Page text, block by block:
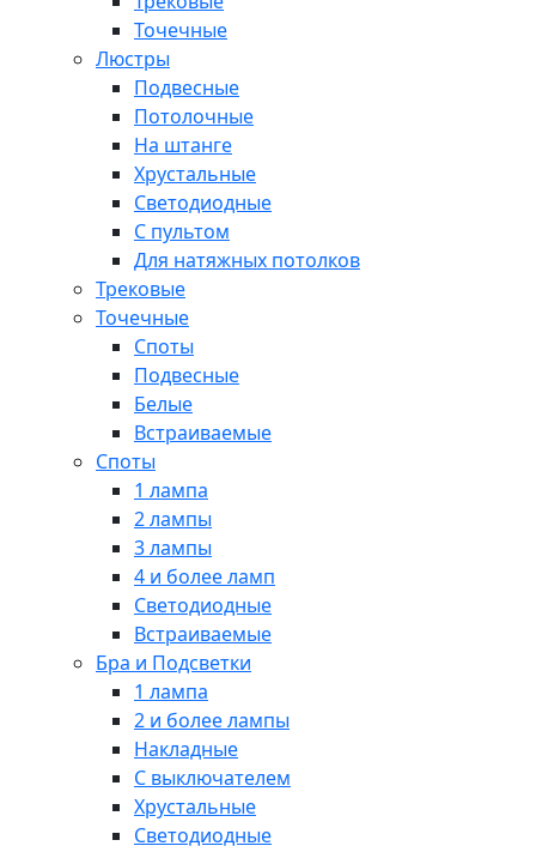
Точечные
Люстры
Подвесные
Потолочные
На штанге
Хрустальные
Светодиодные
С пультом
Для натяжных потолков
Трековые
Точечные
Споты
Подвесные
Белые
Встраиваемые
Споты
1 лампа
2 лампы
3 лампы
4 и более ламп
Светодиодные
Встраиваемые
Бра и Подсветки
1 лампа
2 и более лампы
Накладные
С выключателем
Хрустальные
Светодиодные